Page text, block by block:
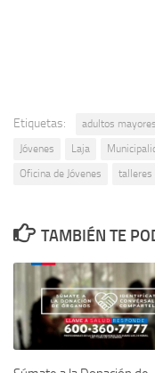
Etiquetas: adultos mayores
Jóvenes
Laja
Oficina de Jóvenes
talleres
TAMBIÉN TE